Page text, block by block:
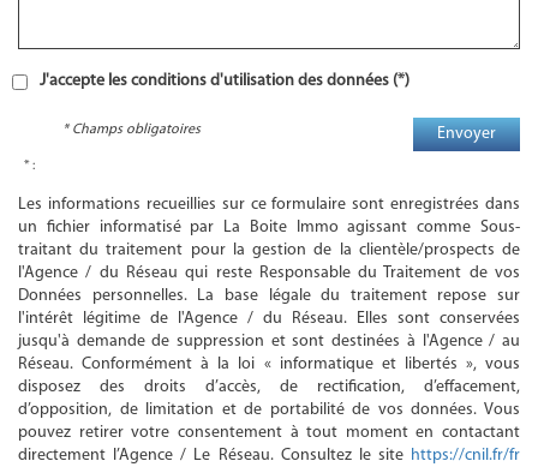
J'accepte les conditions d'utilisation des données (*)
Envoyer
* Champs obligatoires
* :
Les informations recueillies sur ce formulaire sont enregistrées dans
un fichier informatisé par La Boite Immo agissant comme Sous-
traitant du traitement pour la gestion de la clientèle/prospects de
l'Agence / du Réseau qui reste Responsable du Traitement de vos
Données personnelles. La base légale du traitement repose sur
l'intérêt légitime de l'Agence / du Réseau. Elles sont conservées
jusqu'à demande de suppression et sont destinées à l'Agence / au
Réseau. Conformément à la loi « informatique et libertés », vous
disposez des droits d’accès, de rectification, d’effacement,
d’opposition, de limitation et de portabilité de vos données. Vous
pouvez retirer votre consentement à tout moment en contactant
directement l’Agence / Le Réseau. Consultez le site https://cnil.fr/fr